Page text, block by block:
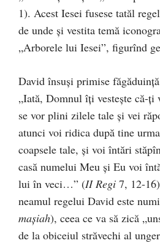
1). Acest Iesei fusese tatăl
de unde și vestita temă
„Arborele lui Iesei”, figurînd
David însuși primise
„Iată, Domnul îți vestește că-ți
se vor plini zilele tale și vei
atunci voi ridica după tine
coapsele tale, și voi întări
casă numelui Meu și Eu voi
lui în veci…” (II Regi 7, 12-
neamul regelui David este
mașiah), ceea ce va să zică
de la obiceiul străvechi al